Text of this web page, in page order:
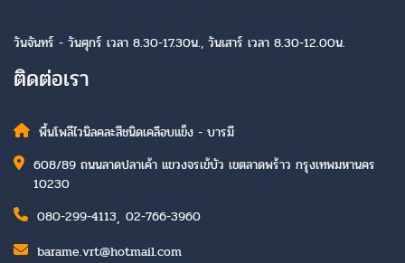
วันจันทร์ - วันศุกร์ เวลา 8.30-17.30น., วันเสาร์ เวลา 8.30-12.00น.
ติดต่อเรา
พื้นโพลีไวนิลคละสีชนิดเคลือบแข็ง - บารมี
608/89 ถนนลาดปลาเค้า แขวงจรเข้บัว เขตลาดพร้าว กรุงเทพมหานคร
10230
080-299-4113, 02-766-3960
barame.vrt@hotmail.com